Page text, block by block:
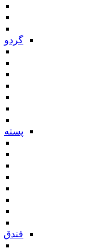
گردو
پسته
فندق